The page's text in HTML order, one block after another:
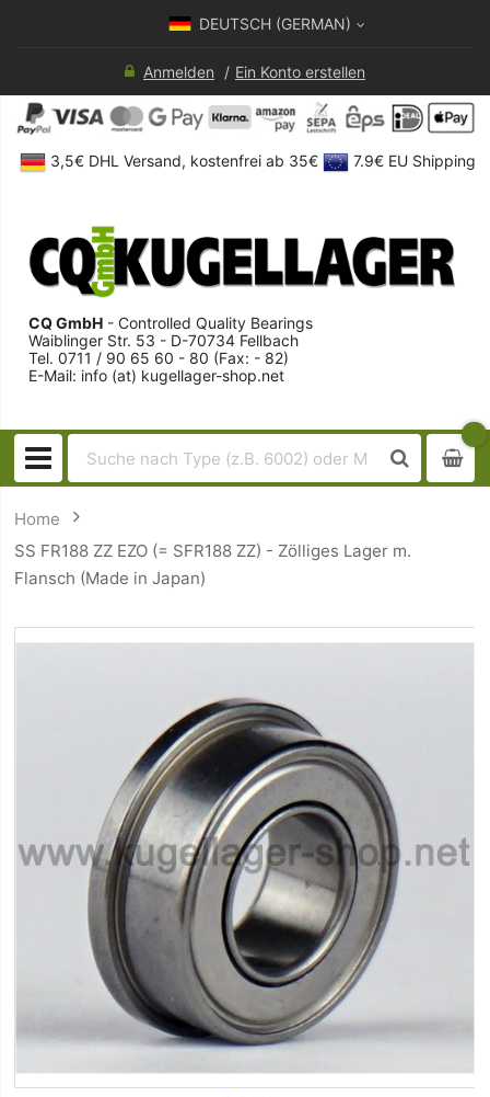
DEUTSCH (GERMAN)
Anmelden Ein Konto erstellen
3,5€ DHL Versand, kostenfrei ab 35€ 7.9€ EU Shipping
CQ GmbH - Controlled Quality Bearings
Waiblinger Str. 53 - D-70734 Fellbach
Tel. 0711 / 90 65 60 - 80 (Fax: - 82)
E-Mail: info (at) kugellager-shop.net
Home
SS FR188 ZZ EZO (= SFR188 ZZ) - Zölliges Lager m.
Flansch (Made in Japan)